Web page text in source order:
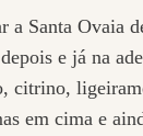
a Santa Ovaia
e já na
citrino,
em cima e